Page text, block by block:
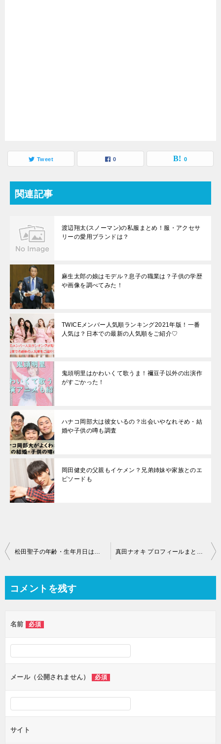
Tweet 0 0
関連記事
渡辺翔太(スノーマン)の私服まとめ！服・アクセサ
リーの愛用ブランドは？
麻生太郎の娘はモデル？息子の職業は？子供の学歴
や画像を調べてみた！
TWICEメンバー人気順ランキング2021年版！一番
人気は？日本での最新の人気順をご紹介♡
鬼頭明里はかわいくて歌うま！禰豆子以外の出演作
がすごかった！
ハナコ岡部大は彼女いるの？出会いやなれそめ・結
婚や子供の噂も調査
岡田健史の父親もイケメン？兄弟姉妹や家族とのエ
ピソードも
投
ビ
ー
シ
ョ
ン
松田聖子の年齢・生年月日は？熱愛歴や結婚歴と現在の夫は？整形前と現在までの画像紹介 真田ナオキ プロフィールまとめ｜身長・本名や年齢は？出身高校・家族構成まで徹底解説
コメントを残す
名前 必須
メール（公開されません） 必須
サイト